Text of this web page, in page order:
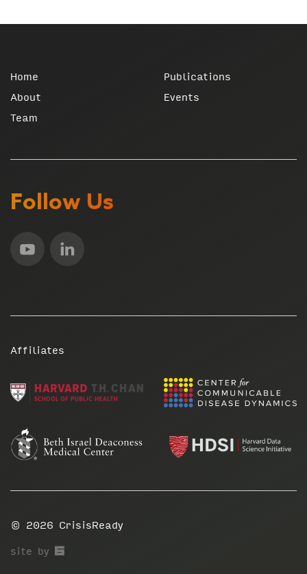
Home
About
Team
Publications
Events
Follow Us
Affiliates
© 2026 CrisisReady
site by 67a2